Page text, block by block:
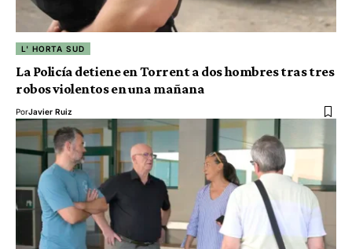
L' HORTA SUD
La Policía detiene en Torrent a dos hombres tras tres
robos violentos en una mañana
PorJavier Ruiz